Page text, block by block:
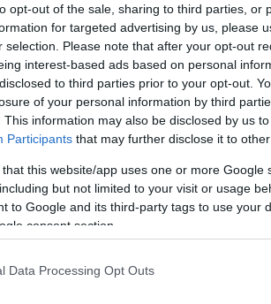
opt-out of the sale, sharing to third parties, or
for targeted advertising by us, please
selection. Please note that after your opt-out
interest-based ads based on personal
to third parties prior to your opt-out.
of your personal information by third
This information may also be disclosed by us
Participants that may further disclose it to
that this website/app uses one or more
but not limited to your visit or usage
to Google and its third-party tags to use your
consent section.
Data Processing Opt Outs
465 κενές οργανικές θέσεις, εκ
προσωπικό. Παράλληλα,
30% των
εργαζομένων απασχολείται με
γεγονός που αναδεικνύει την
να καλύπτει πάγιες και διαρκείς
λύσεων στελέχωσης.
το προσεχές διάστημα αναμένεται η
αριθμού
μόνιμων προσλήψεων ενδέχεται